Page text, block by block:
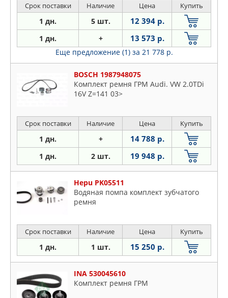
Срок поставки Наличие Цена Купить
1 дн. 5 шт. 12 394 р.
1 дн. + 13 573 р.
Еще предложение (1) за 21 778 р.
BOSCH 1987948075
Комплект ремня ГРМ Audi. VW 2.0TDi
16V Z=141 03>
Срок поставки Наличие Цена Купить
1 дн. + 14 788 р.
1 дн. 2 шт. 19 948 р.
Hepu PK05511
Водяная помпа комплект зубчатого
ремня
Срок поставки Наличие Цена Купить
1 дн. 1 шт. 15 250 р.
INA 530045610
Комплект ремня ГРМ